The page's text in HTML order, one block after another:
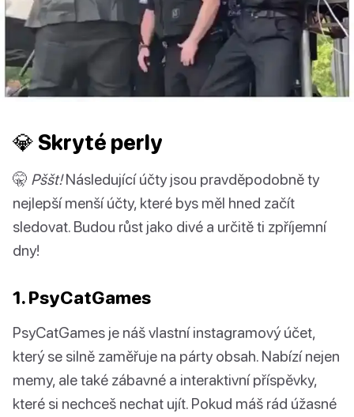
💎 Skryté perly
🤫 Pššt!Následující účty jsou pravděpodobně ty
nejlepší menší účty, které bys měl hned začít
sledovat. Budou růst jako divé a určitě ti zpříjemní
dny!
1. PsyCatGames
PsyCatGames je náš vlastní instagramový účet,
který se silně zaměřuje na párty obsah. Nabízí nejen
memy, ale také zábavné a interaktivní příspěvky,
které si nechceš nechat ujít. Pokud máš rád úžasné